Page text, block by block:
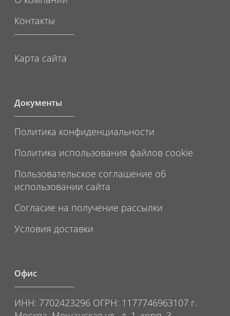
Контакты
Карта сайта
Документы
Политика конфиденциальности
Политика использования файлов cookie
Пользовательское соглашение об
использовании сайта
Согласие на получение рассылки
Условия доставки
Офис
ИНН: 7702423296 ОГРН: 1177746963107 г.